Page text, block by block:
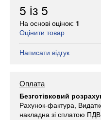
5 із 5
На основі оцінок: 1
Оцінити товар
Написати відгук
Оплата
Безготівковий
Рахунок-фактура,
накладна зі сплатою ПДВ